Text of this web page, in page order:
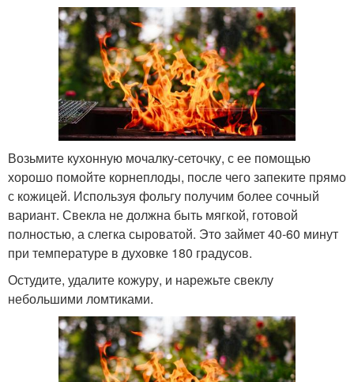
Возьмите кухонную мочалку-сеточку, с ее помощью
хорошо помойте корнеплоды, после чего запеките прямо
с кожицей. Используя фольгу получим более сочный
вариант. Свекла не должна быть мягкой, готовой
полностью, а слегка сыроватой. Это займет 40-60 минут
при температуре в духовке 180 градусов.
Остудите, удалите кожуру, и нарежьте свеклу
небольшими ломтиками.